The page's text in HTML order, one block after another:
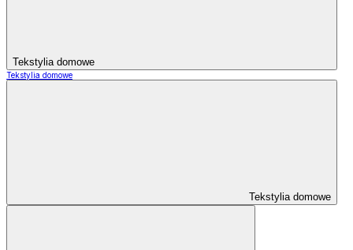
Tekstylia domowe
Tekstylia domowe
Tekstylia domowe